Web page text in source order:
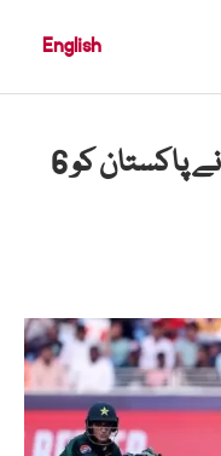
English
ویمنز ٹی 20 ورلڈ کپ :بھارت نے پاکستان کو 6